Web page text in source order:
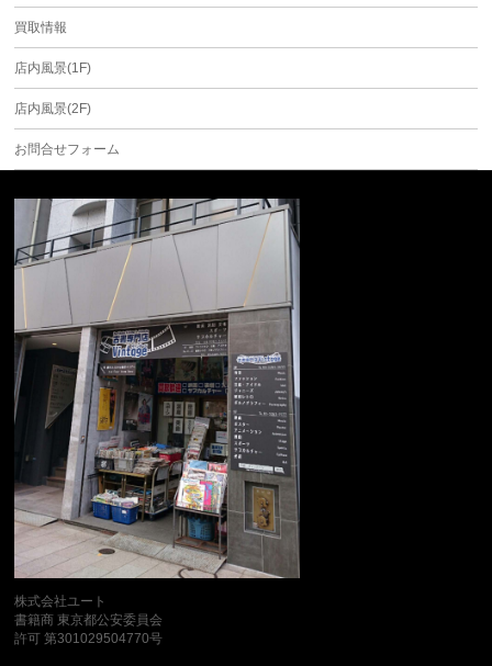
買取情報
店内風景(1F)
店内風景(2F)
お問合せフォーム
株式会社ユート
書籍商 東京都公安委員会
許可 第301029504770号